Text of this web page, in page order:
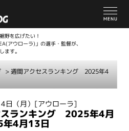
野を広げたい！
アウローラ)」の選手・監督が、
ます。
> 週間アクセスランキング 2025年4
（月） [アウローラ]
スランキング 2025年4月
4月13日